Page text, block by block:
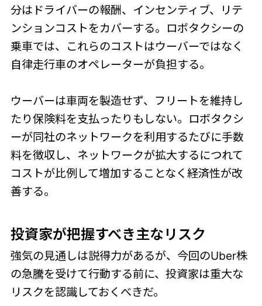
分はドライバーの報酬、インセンティブ、リテ
ンションコストをカバーする。ロボタクシーの
乗車では、これらのコストはウーバーではなく
自律走行車のオペレーターが負担する。
ウーバーは車両を製造せず、フリートを維持し
たり保険料を支払ったりもしない。ロボタクシ
ーが同社のネットワークを利用するたびに手数
料を徴収し、ネットワークが拡大するにつれて
コストが比例して増加することなく経済性が改
善する。
投資家が把握すべき主なリスク
強気の見通しは説得力があるが、今回のUber株
の急騰を受けて行動する前に、投資家は重大な
リスクを認識しておくべきだ。